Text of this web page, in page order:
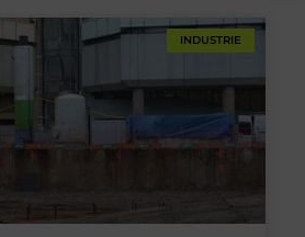
INDUSTRIE